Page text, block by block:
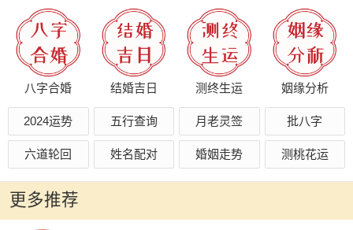
八字合婚 结婚吉日 测终生运 姻缘分析
2024运势 五行查询 月老灵签 批八字
六道轮回 姓名配对 婚姻走势 测桃花运
更多推荐